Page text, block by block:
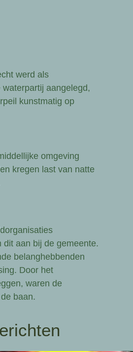
werd als
aangelegd,
kunstmatig op
omgeving
kregen last van natte
dit aan bij de gemeente.
belanghebbenden
Door het
waren de
baan.